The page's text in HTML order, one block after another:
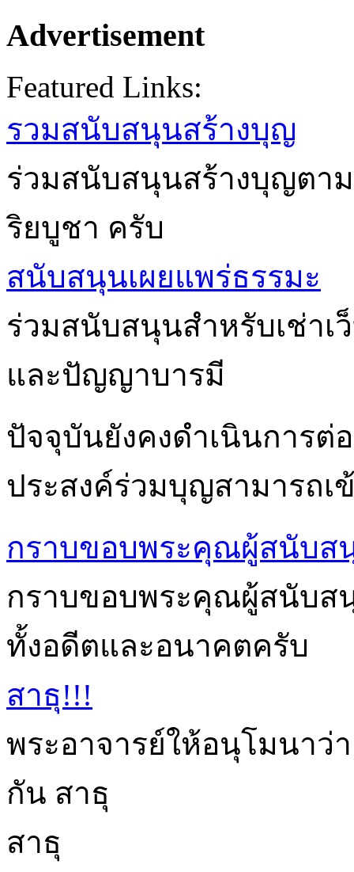
Advertisement
Featured Links:
รวมสนับสนุนสร้างบุญ
ร่วมสนับสนุนสร้างบุญตา
ริยบูชา ครับ
สนับสนุนเผยแพร่ธรรมะ
ร่วมสนับสนุนสำหรับเช่าเ
และปัญญาบารมี
ปัจจุบันยังคงดำเนินการต่
ประสงค์ร่วมบุญสามารถเ
กราบขอบพระคุณผู้สนับส
กราบขอบพระคุณผู้สนับส
ทั้งอดีตและอนาคตครับ
สาธุ!!!
พระอาจารย์ให้อนุโมนาว่
กัน สาธุ
สาธุ